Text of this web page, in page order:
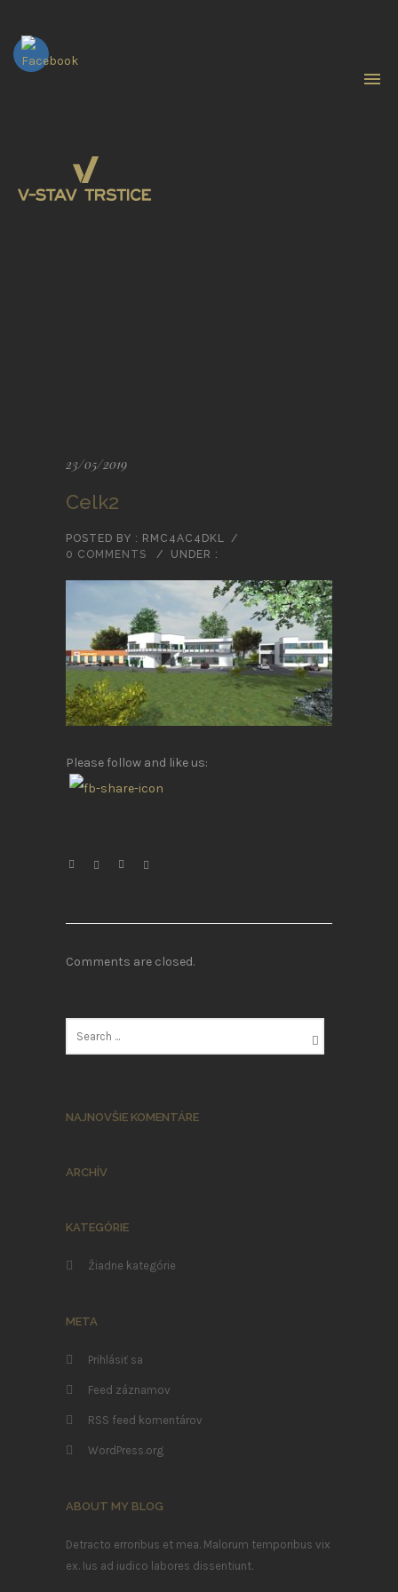
23/05/2019
Celk2
POSTED BY : RMC4AC4DKL /
0 COMMENTS
/ UNDER :
Please follow and like us:
Comments are closed.
NAJNOVŠIE KOMENTÁRE
ARCHÍV
KATEGÓRIE
Žiadne kategórie
META
Prihlásiť sa
Feed záznamov
RSS feed komentárov
WordPress.org
ABOUT MY BLOG
Detracto erroribus et mea. Malorum temporibus vix
ex. Ius ad iudico labores dissentiunt.